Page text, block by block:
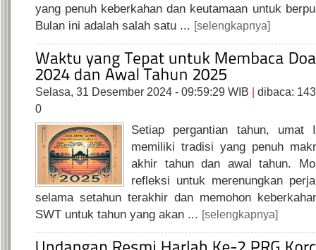
yang penuh keberkahan dan keutamaan untuk
Bulan ini adalah salah satu ... [selengkapnya]
Selasa, 31 Desember 2024 - 09:59:29 WIB
dibaca:
0
Setiap pergantian tahun, umat
memiliki tradisi yang penuh
akhir tahun dan awal tahun.
refleksi untuk merenungkan
selama setahun terakhir dan memohon
SWT untuk tahun yang akan ... [selengkapnya]